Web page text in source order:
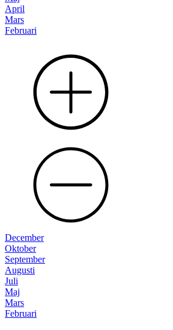
April
Mars
Februari
December
Oktober
September
Augusti
Juli
Maj
Mars
Februari